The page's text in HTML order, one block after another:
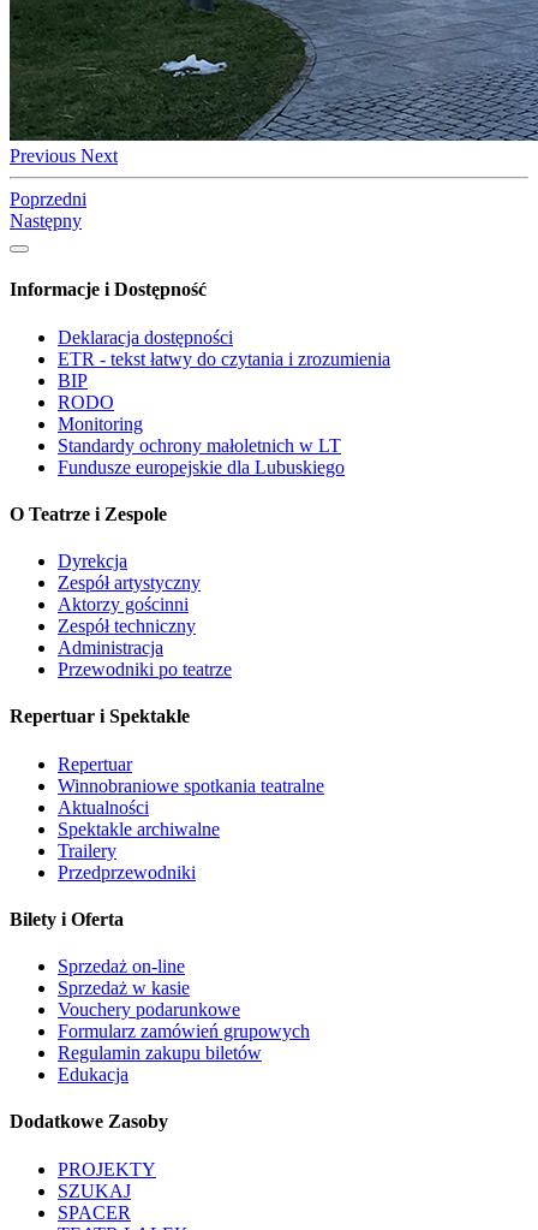
Previous Next
Poprzedni
Następny
Informacje i Dostępność
Deklaracja dostępności
ETR - tekst łatwy do czytania i zrozumienia
BIP
RODO
Monitoring
Standardy ochrony małoletnich w LT
Fundusze europejskie dla Lubuskiego
O Teatrze i Zespole
Dyrekcja
Zespół artystyczny
Aktorzy gościnni
Zespół techniczny
Administracja
Przewodniki po teatrze
Repertuar i Spektakle
Repertuar
Winnobraniowe spotkania teatralne
Aktualności
Spektakle archiwalne
Trailery
Przedprzewodniki
Bilety i Oferta
Sprzedaż on-line
Sprzedaż w kasie
Vouchery podarunkowe
Formularz zamówień grupowych
Regulamin zakupu biletów
Edukacja
Dodatkowe Zasoby
PROJEKTY
SZUKAJ
SPACER